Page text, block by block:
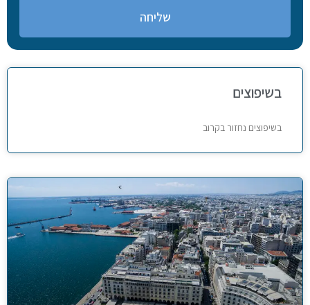
שליחה
בשיפוצים
בשיפוצים נחזור בקרוב